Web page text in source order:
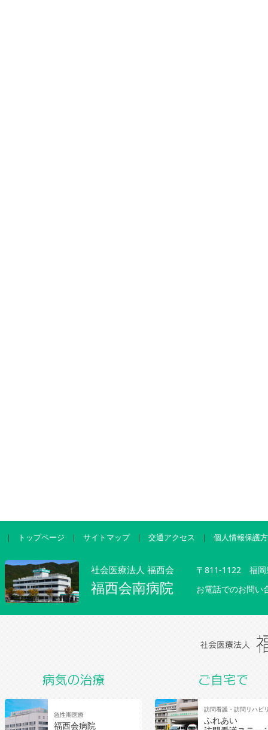
｜ トップページ ｜ サイトマップ ｜ 交通アクセス ｜ 個人情報保護
社会医療法人 福西会
福西会南病院
〒811-1122 福岡
お電話でのお問い
急性期医療
福西会病院
訪問看護・訪問リハビ
ふれあい